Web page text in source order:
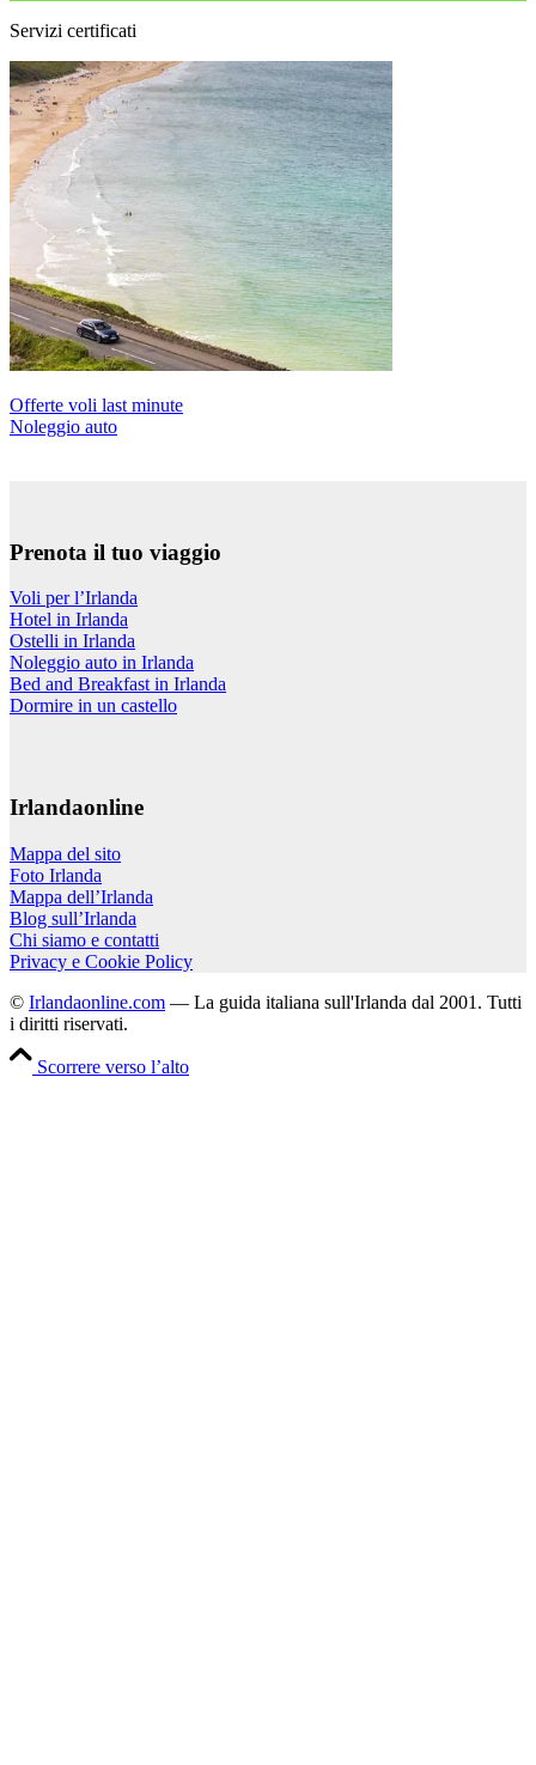
Servizi certificati
Offerte voli last minute
Noleggio auto
Prenota il tuo viaggio
Voli per l’Irlanda
Hotel in Irlanda
Ostelli in Irlanda
Noleggio auto in Irlanda
Bed and Breakfast in Irlanda
Dormire in un castello
Irlandaonline
Mappa del sito
Foto Irlanda
Mappa dell’Irlanda
Blog sull’Irlanda
Chi siamo e contatti
Privacy e Cookie Policy
© Irlandaonline.com — La guida italiana sull'Irlanda dal 2001. Tutti
i diritti riservati.
Scorrere verso l’alto